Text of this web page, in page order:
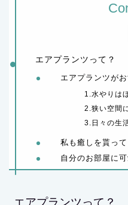
エアプランツって？
エアプランツが
1.水やりは
2.狭い空間
3.日々の生
私も癒しを貰っ
自分のお部屋に
エアプランツって？